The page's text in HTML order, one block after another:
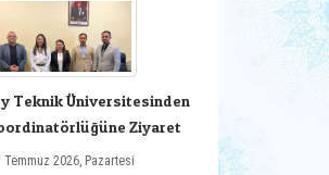
Teknik Üniversitesinden
Ziyaret
Temmuz 2026, Pazartesi